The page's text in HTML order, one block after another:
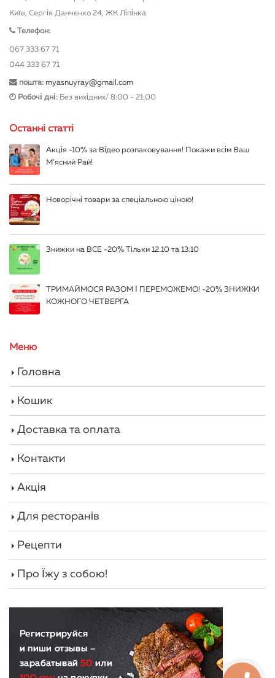
Київ, Сергія Данченко 24, ЖК Ліпінка
Телефон:
067 333 67 71
044 333 67 71
пошта: myasnuyray@gmail.com
Робочі дні: Без вихідних/ 8:00 - 21:00
Останні статті
Акція -10% за Відео розпаковування! Покажи всім Ваш
М’ясний Рай!
Новорічні товари за спеціальною ціною!
Знижки на ВСЕ -20% Тільки 12.10 та 13.10
ТРИМАЙМОСЯ РАЗОМ І ПЕРЕМОЖЕМО! -20% ЗНИЖКИ
КОЖНОГО ЧЕТВЕРГА
Меню
Головна
Кошик
Доставка та оплата
Контакти
Акція
Для ресторанів
Рецепти
Про Їжу з собою!